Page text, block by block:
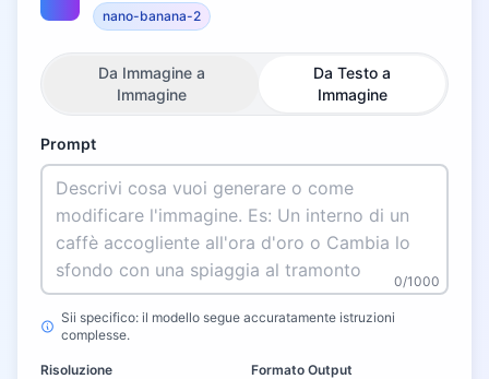
nano-banana-2
Da Immagine a
Immagine
Da Testo a
Immagine
Prompt
0/1000
Sii specifico: il modello segue accuratamente istruzioni
complesse.
Risoluzione
Formato Output